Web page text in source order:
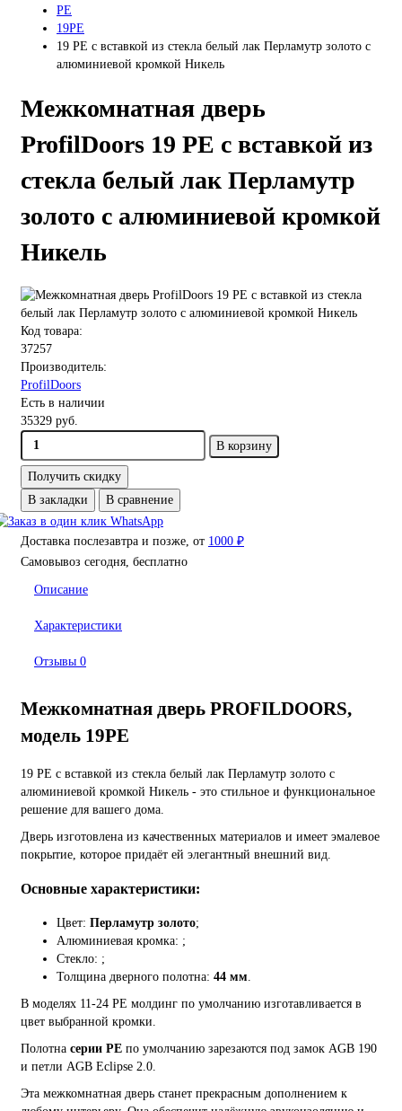
PE
19PE
19 PE с вставкой из стекла белый лак Перламутр золото с
алюминиевой кромкой Никель
Межкомнатная дверь
ProfilDoors 19 PE с вставкой из
стекла белый лак Перламутр
золото с алюминиевой кромкой
Никель
Код товара:
37257
Производитель:
ProfilDoors
Есть в наличии
35329 руб.
В корзину
Получить скидку
В закладки
В сравнение
Доставка послезавтра и позже, от 1000 ₽
Самовывоз сегодня, бесплатно
Описание
Характеристики
Отзывы 0
Межкомнатная дверь PROFILDOORS,
модель 19PE
19 PE с вставкой из стекла белый лак Перламутр золото с
алюминиевой кромкой Никель - это стильное и функциональное
решение для вашего дома.
Дверь изготовлена из качественных материалов и имеет эмалевое
покрытие, которое придаёт ей элегантный внешний вид.
Основные характеристики:
Цвет: Перламутр золото;
Алюминиевая кромка: ;
Стекло: ;
Толщина дверного полотна: 44 мм
В моделях 11-24 PE молдинг по умолчанию изготавливается в
цвет выбранной кромки.
Полотна серии PE по умолчанию зарезаются под замок AGB 190
и петли AGB Eclipse 2.0.
Эта межкомнатная дверь станет прекрасным дополнением к